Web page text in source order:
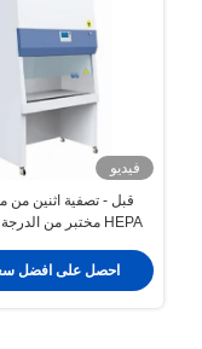
فيديو
قبل - تصفية اثنين
احصل على افضل